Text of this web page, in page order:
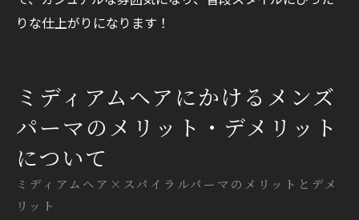
りな仕上がりになります！
ミディアムヘア×スパイラルパーマのメリットとデメ
リット
ミディアムヘアにかけるメンズ
パーマのメリット・デメリット
について